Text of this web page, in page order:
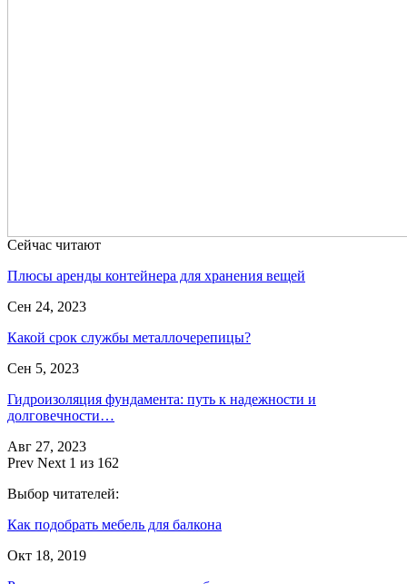
Сейчас читают
Плюсы аренды контейнера для хранения вещей
Сен 24, 2023
Какой срок службы металлочерепицы?
Сен 5, 2023
Гидроизоляция фундамента: путь к надежности и
долговечности…
Авг 27, 2023
Prev Next 1 из 162
Выбор читателей:
Как подобрать мебель для балкона
Окт 18, 2019